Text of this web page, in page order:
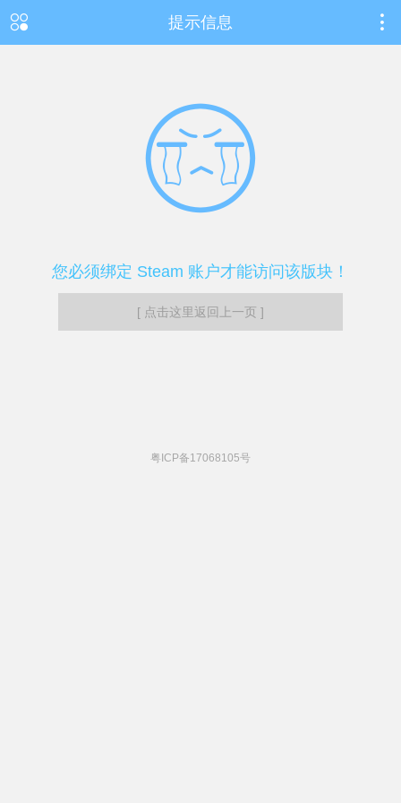
提示信息
您必须绑定 Steam 账户才能访问该版块！
[ 点击这里返回上一页 ]
粤ICP备17068105号